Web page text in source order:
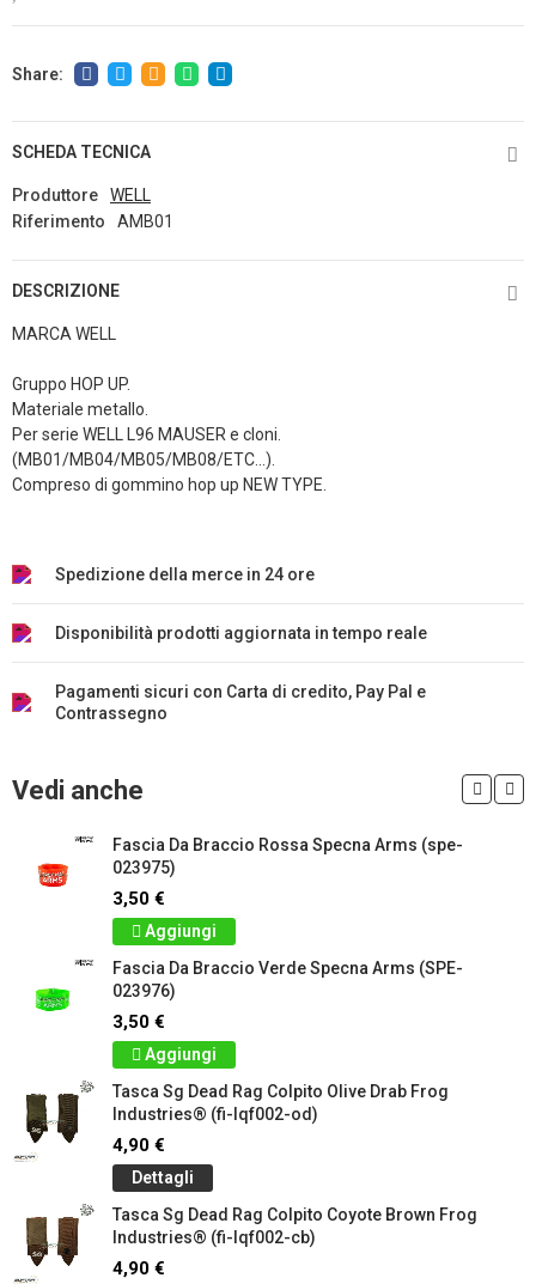
SCHEDA TECNICA
Produttore
WELL
Riferimento
AMB01
DESCRIZIONE
MARCA WELL
Gruppo HOP UP.
Materiale metallo.
Per serie WELL L96 MAUSER e cloni.
(MB01/MB04/MB05/MB08/ETC...).
Compreso di gommino hop up NEW TYPE.
Spedizione della merce in 24 ore
Disponibilità prodotti aggiornata in tempo reale
Pagamenti sicuri con Carta di credito, Pay Pal e
Contrassegno
Vedi anche
Fascia Da Braccio Rossa Specna Arms (spe-
023975)
3,50 €
Aggiungi
Fascia Da Braccio Verde Specna Arms (SPE-
023976)
3,50 €
Aggiungi
Tasca Sg Dead Rag Colpito Olive Drab Frog
Industries® (fi-lqf002-od)
4,90 €
Dettagli
Tasca Sg Dead Rag Colpito Coyote Brown Frog
Industries® (fi-lqf002-cb)
4,90 €